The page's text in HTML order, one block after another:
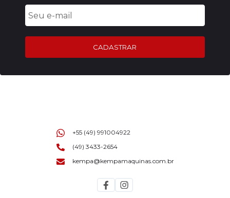
CADASTRAR
+55 (49) 991004922
(49) 3433-2654
kempa@kempamaquinas.com.br